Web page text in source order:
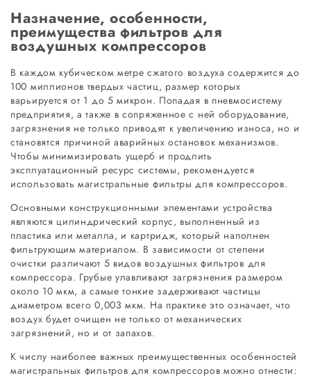
Назначение, особенности,
преимущества фильтров для
воздушных компрессоров
В каждом кубическом метре сжатого воздуха содержится до
100 миллионов твердых частиц, размер которых
варьируется от 1 до 5 микрон. Попадая в пневмосистему
предприятия, а также в сопряженное с ней оборудование,
загрязнения не только приводят к увеличению износа, но и
становятся причиной аварийных остановок механизмов.
Чтобы минимизировать ущерб и продлить
эксплуатационный ресурс системы, рекомендуется
использовать магистральные фильтры для компрессоров.
Основными конструкционными элементами устройства
являются цилиндрический корпус, выполненный из
пластика или металла, и картридж, который наполнен
фильтрующим материалом. В зависимости от степени
очистки различают 5 видов воздушных фильтров для
компрессора. Грубые улавливают загрязнения размером
около 10 мкм, а самые тонкие задерживают частицы
диаметром всего 0,003 мкм. На практике это означает, что
воздух будет очищен не только от механических
загрязнений, но и от запахов.
К числу наиболее важных преимущественных особенностей
магистральных фильтров для компрессоров можно отнести: